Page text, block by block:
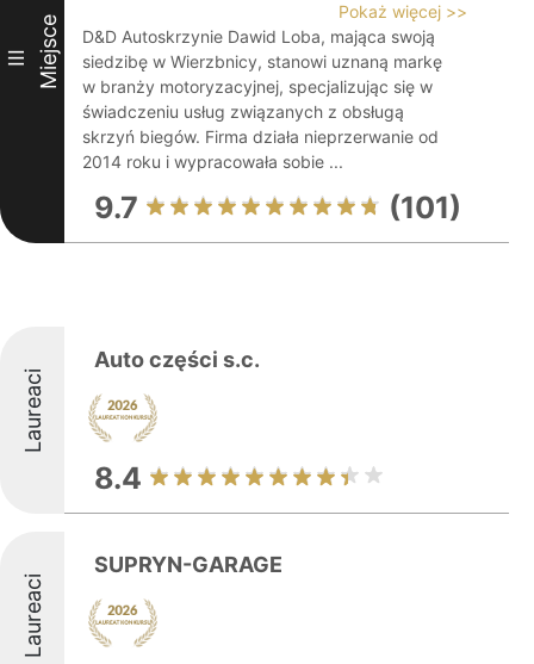
III Miejsce
Pokaż więcej >>
D&D Autoskrzynie Dawid Loba, mająca swoją
siedzibę w Wierzbnicy, stanowi uznaną markę
w branży motoryzacyjnej, specjalizując się w
świadczeniu usług związanych z obsługą
skrzyń biegów. Firma działa nieprzerwanie od
2014 roku i wypracowała sobie ...
9.7 (101)
Laureaci
Auto części s.c.
8.4
Laureaci
SUPRYN-GARAGE